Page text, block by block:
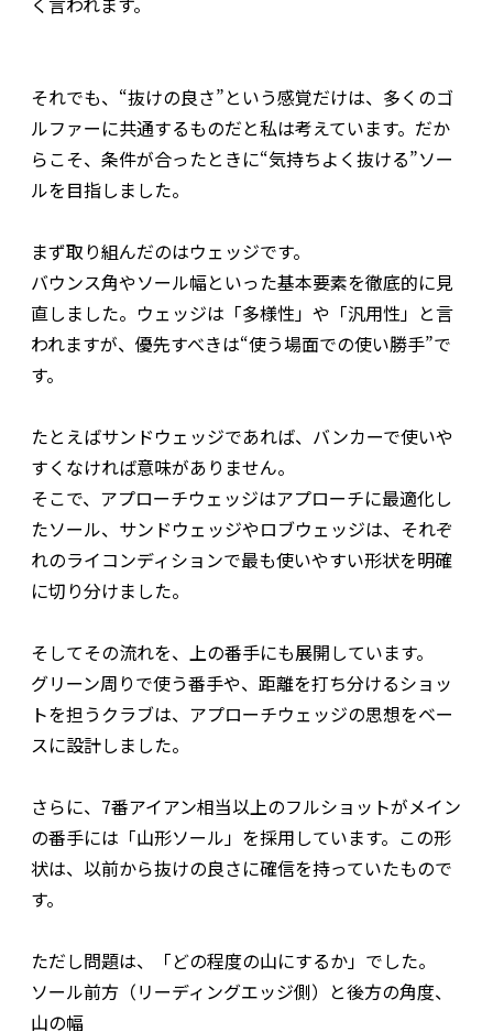
それでも、“抜けの良さ”という感覚だけは、多くのゴ
ルファーに共通するものだと私は考えています。だか
らこそ、条件が合ったときに“気持ちよく抜ける”ソー
ルを目指しました。
まず取り組んだのはウェッジです。
バウンス角やソール幅といった基本要素を徹底的に見
直しました。ウェッジは「多様性」や「汎用性」と言
われますが、優先すべきは“使う場面での使い勝手”で
す。
たとえばサンドウェッジであれば、バンカーで使いや
すくなければ意味がありません。
そこで、アプローチウェッジはアプローチに最適化し
たソール、サンドウェッジやロブウェッジは、それぞ
れのライコンディションで最も使いやすい形状を明確
に切り分けました。
そしてその流れを、上の番手にも展開しています。
グリーン周りで使う番手や、距離を打ち分けるショッ
トを担うクラブは、アプローチウェッジの思想をベー
スに設計しました。
さらに、7番アイアン相当以上のフルショットがメイン
の番手には「山形ソール」を採用しています。この形
状は、以前から抜けの良さに確信を持っていたもので
す。
ただし問題は、「どの程度の山にするか」でした。
ソール前方（リーディングエッジ側）と後方の角度、
山の幅――